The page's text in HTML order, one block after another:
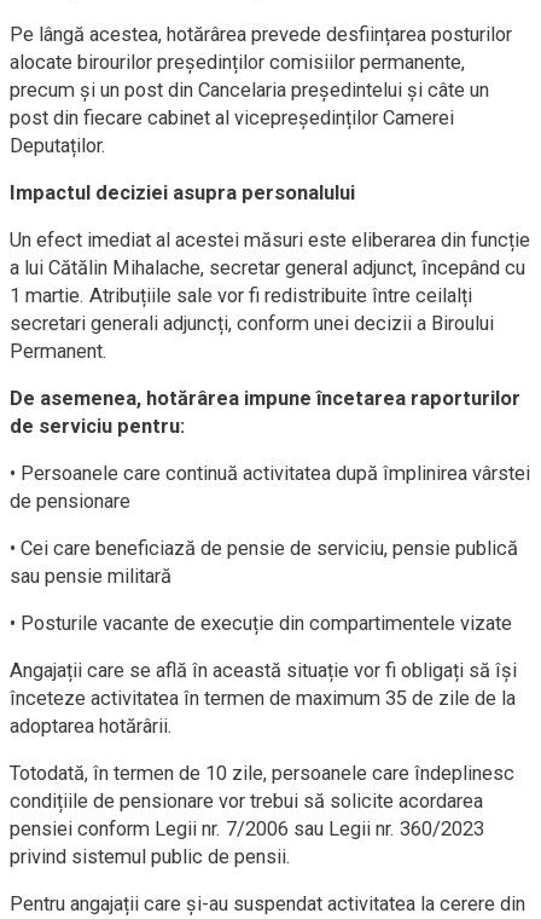
Pe lângă acestea, hotărârea prevede desființarea posturilor
alocate birourilor președinților comisiilor permanente,
precum și un post din Cancelaria președintelui și câte un
post din fiecare cabinet al vicepreședinților Camerei
Deputaților.
Impactul deciziei asupra personalului
Un efect imediat al acestei măsuri este eliberarea din funcție
a lui Cătălin Mihalache, secretar general adjunct, începând cu
1 martie. Atribuțiile sale vor fi redistribuite între ceilalți
secretari generali adjuncți, conform unei decizii a Biroului
Permanent.
De asemenea, hotărârea impune încetarea raporturilor
de serviciu pentru:
• Persoanele care continuă activitatea după împlinirea vârstei
de pensionare
• Cei care beneficiază de pensie de serviciu, pensie publică
sau pensie militară
• Posturile vacante de execuție din compartimentele vizate
Angajații care se află în această situație vor fi obligați să își
înceteze activitatea în termen de maximum 35 de zile de la
adoptarea hotărârii.
Totodată, în termen de 10 zile, persoanele care îndeplinesc
condițiile de pensionare vor trebui să solicite acordarea
pensiei conform Legii nr. 7/2006 sau Legii nr. 360/2023
privind sistemul public de pensii.
Pentru angajații care și-au suspendat activitatea la cerere din